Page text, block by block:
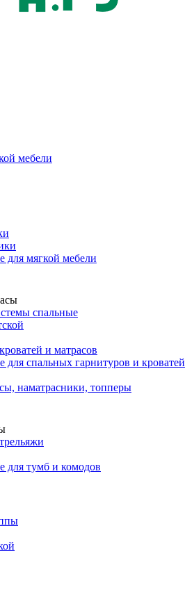
мебели
мягкой мебели
спальные
и матрасов
спальных гарнитуров и кроватей
наматрасники, топперы
для тумб и комодов